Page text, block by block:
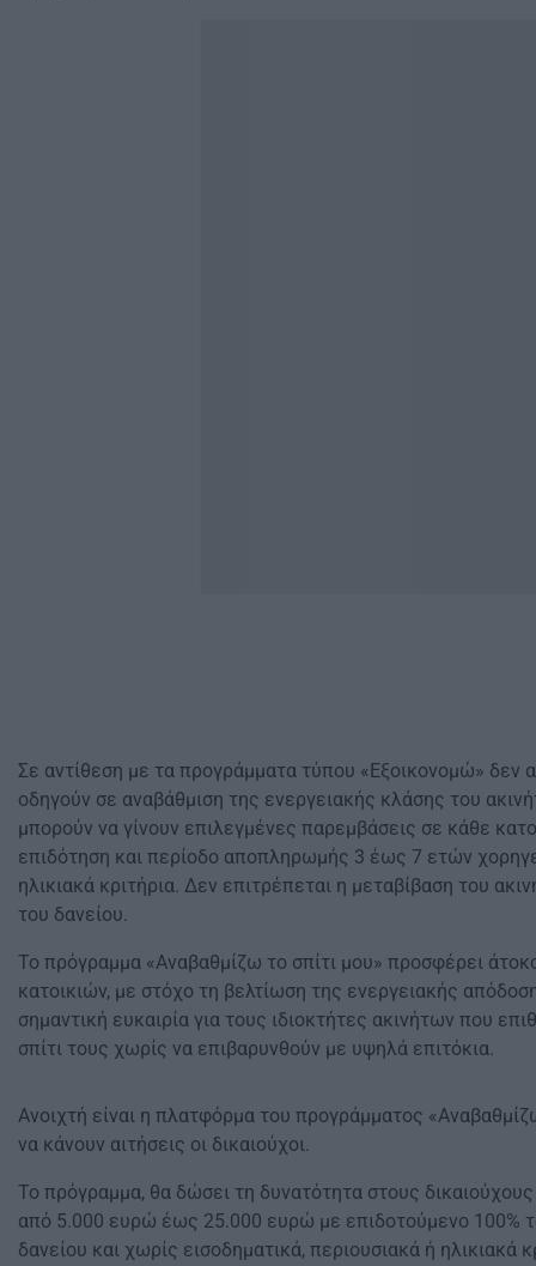
Σε αντίθεση με τα προγράμματα τύπου «Εξοικονομώ» δεν
οδηγούν σε αναβάθμιση της ενεργειακής κλάσης του
μπορούν να γίνουν επιλεγμένες παρεμβάσεις σε κάθε
επιδότηση και περίοδο αποπληρωμής 3 έως 7 ετών
ηλικιακά κριτήρια. Δεν επιτρέπεται η μεταβίβαση του
του δανείου.
Το πρόγραμμα «Αναβαθμίζω το σπίτι μου» προσφέρει άτοκο
κατοικιών, με στόχο τη βελτίωση της ενεργειακής
σημαντική ευκαιρία για τους ιδιοκτήτες ακινήτων που
σπίτι τους χωρίς να επιβαρυνθούν με υψηλά επιτόκια.
Ανοιχτή είναι η πλατφόρμα του προγράμματος
να κάνουν αιτήσεις οι δικαιούχοι.
Το πρόγραμμα, θα δώσει τη δυνατότητα στους
από 5.000 ευρώ έως 25.000 ευρώ με επιδοτούμενο 100%
δανείου και χωρίς εισοδηματικά, περιουσιακά ή ηλικιακά